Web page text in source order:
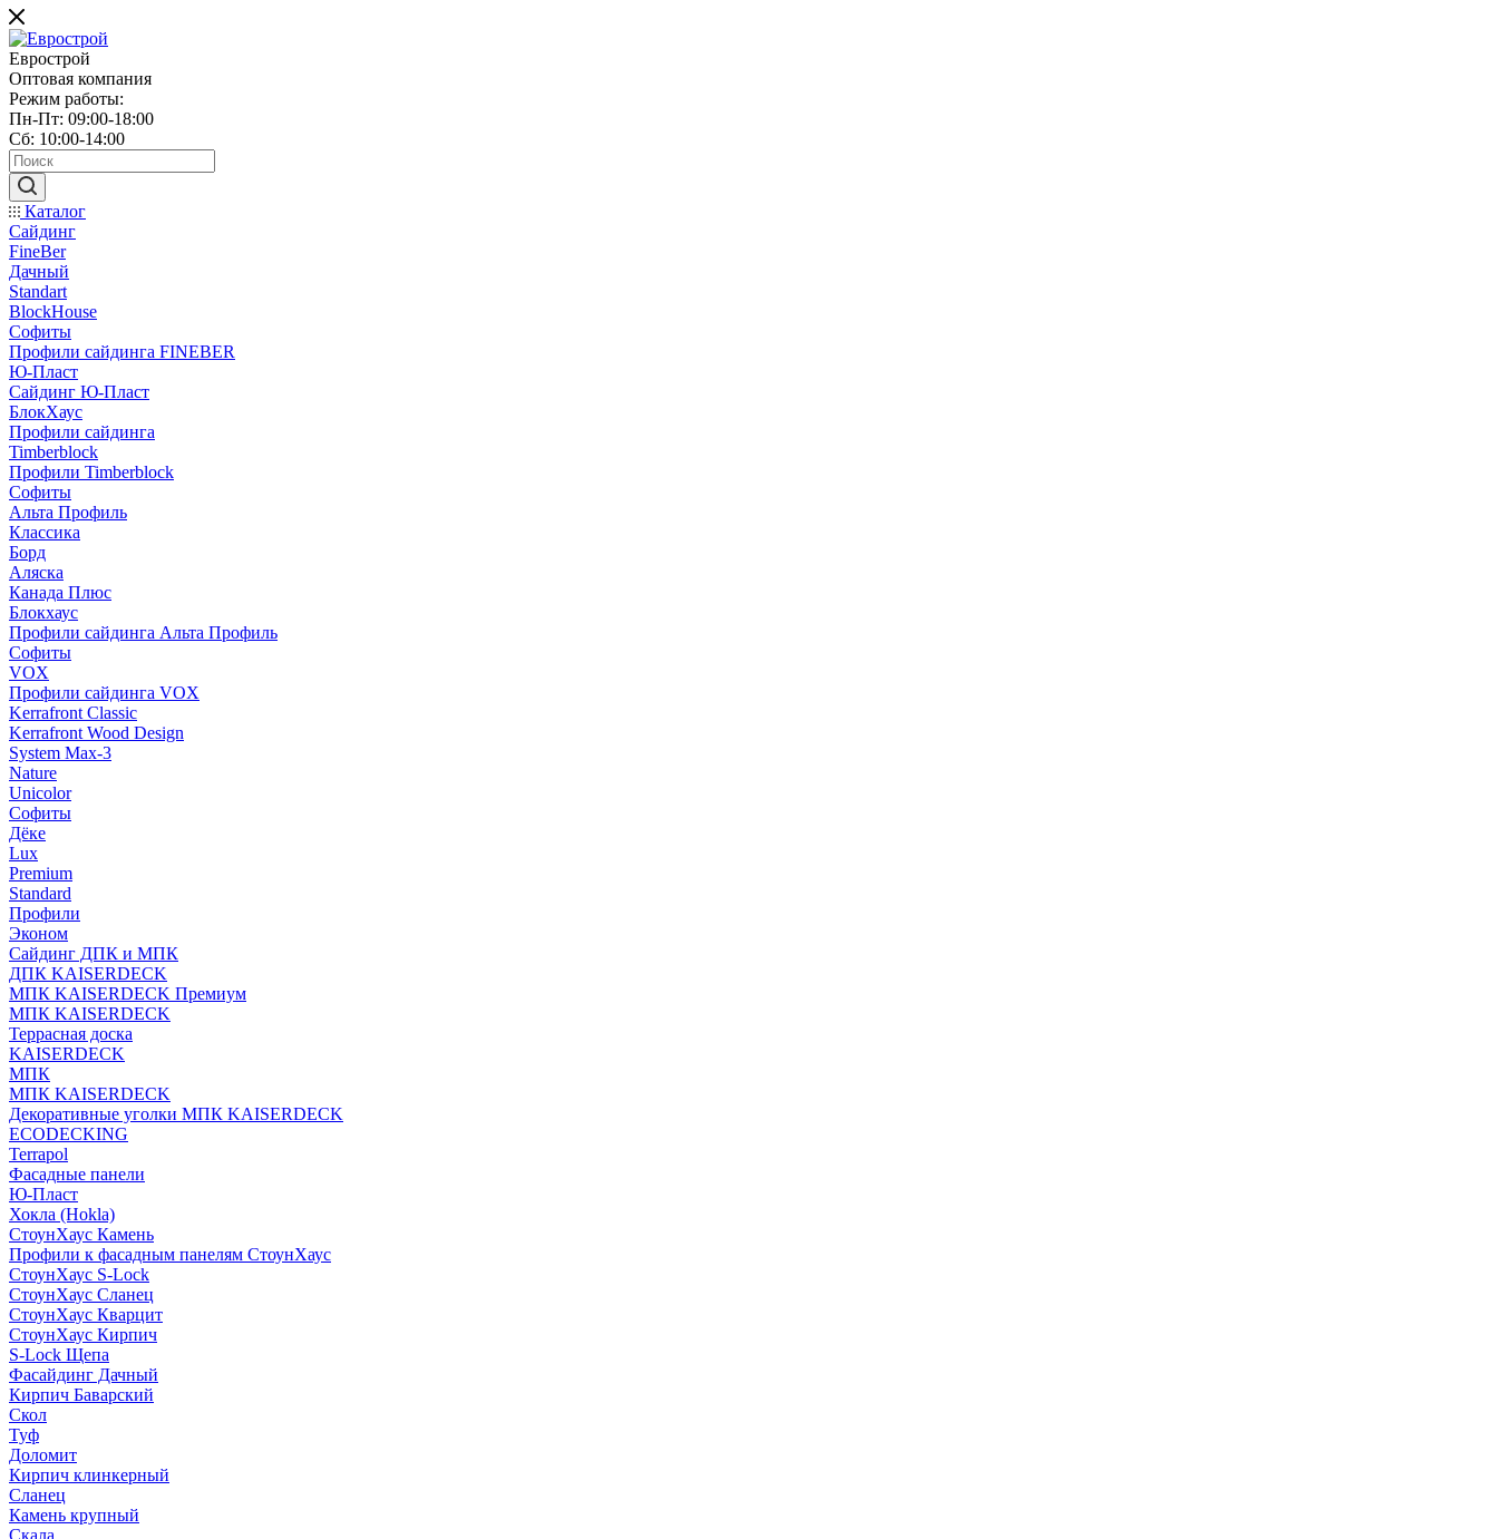
Еврострой
Оптовая компания
Режим работы:
Пн-Пт: 09:00-18:00
Сб: 10:00-14:00
Каталог
Сайдинг
FineBer
Дачный
Standart
BlockHouse
Софиты
Профили сайдинга FINEBER
Ю-Пласт
Сайдинг Ю-Пласт
БлокХаус
Профили сайдинга
Timberblock
Профили Timberblock
Софиты
Альта Профиль
Классика
Борд
Аляска
Канада Плюс
Блокхаус
Профили сайдинга Альта Профиль
Софиты
VOX
Профили сайдинга VOX
Kerrafront Classic
Kerrafront Wood Design
System Max-3
Nature
Unicolor
Софиты
Дёке
Lux
Premium
Standard
Профили
Эконом
Сайдинг ДПК и МПК
ДПК KAISERDECK
МПК KAISERDECK Премиум
МПК KAISERDECK
Террасная доска
KAISERDECK
МПК
МПК KAISERDECK
Декоративные уголки МПК KAISERDECK
ECODECKING
Terrapol
Фасадные панели
Ю-Пласт
Хокла (Hokla)
СтоунХаус Камень
Профили к фасадным панелям СтоунХаус
СтоунХаус S-Lock
СтоунХаус Сланец
СтоунХаус Кварцит
СтоунХаус Кирпич
S-Lock Щепа
Фасайдинг Дачный
Кирпич Баварский
Скол
Туф
Доломит
Кирпич клинкерный
Сланец
Камень крупный
Скала